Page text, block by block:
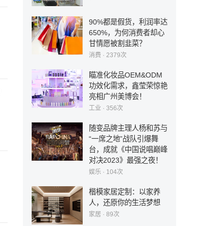
90%都是假货，利润率达
650%，为何消费者却心
甘情愿被割韭菜？
消费 · 2379次
瞄准化妆品OEM&ODM
功效化需求，鑫莹荣惊艳
亮相广州美博会！
工业 · 356次
随变品牌主理人杨和苏与
“一席之地”战队引爆舞
台，成就《中国说唱巅峰
对决2023》最强之夜！
娱乐 · 104次
楷模家居定制：以家养
人，还原你的生活梦想
家居 · 89次